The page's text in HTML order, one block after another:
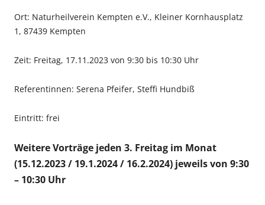
Ort: Naturheilverein Kempten e.V., Kleiner Kornhausplatz
1, 87439 Kempten
Zeit: Freitag, 17.11.2023 von 9:30 bis 10:30 Uhr
Referentinnen: Serena Pfeifer, Steffi Hundbiß
Eintritt: frei
Weitere Vorträge jeden 3. Freitag im Monat
(15.12.2023 / 19.1.2024 / 16.2.2024) jeweils von 9:30
– 10:30 Uhr